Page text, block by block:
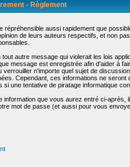
- Règlement
aussi rapidement que
de leurs auteurs respectifs, et non
autre message qui violerait les lois
message est enregistrée afin d'aider à
n'importe quel sujet de
Cependant, ces informations ne
une tentative de piratage informatique
que vous aurez entré ci-après,
mot de passe (et aussi pour vous